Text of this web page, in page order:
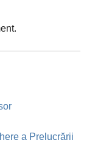
a Prelucrării